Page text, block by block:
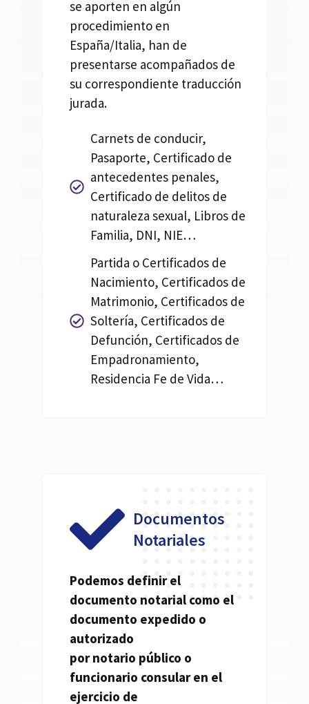
se aporten en algún
procedimiento en
España/Italia, han de
presentarse acompañados de
su correspondiente traducción
jurada.
Carnets de conducir,
Pasaporte, Certificado de
antecedentes penales,
Certificado de delitos de
naturaleza sexual, Libros de
Familia, DNI, NIE…
Partida o Certificados de
Nacimiento, Certificados de
Matrimonio, Certificados de
Soltería, Certificados de
Defunción, Certificados de
Empadronamiento,
Residencia Fe de Vida…
Documentos
Notariales
Podemos definir el
documento notarial como el
documento expedido o
autorizado
pornotario público o
funcionario consular en el
ejercicio de